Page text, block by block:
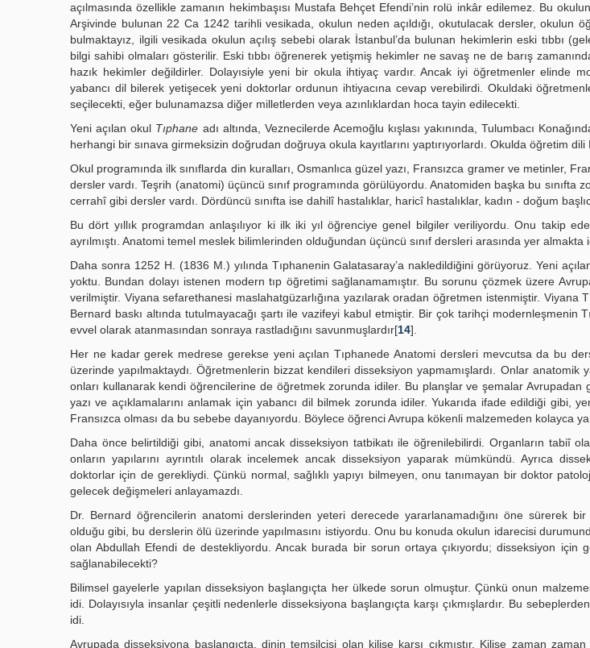
açılmasında özellikle zamanın hekimbaşısı Mustafa Behçet Efendi’nin rolü inkâr edilemez. Bu
Arşivinde bulunan 22 Ca 1242 tarihli vesikada, okulun neden açıldığı, okutulacak dersler, okulun
bulmaktayız, ilgili vesikada okulun açılış sebebi olarak İstanbul’da bulunan hekimlerin eski tıbbı
bilgi sahibi olmaları gösterilir. Eski tıbbı öğrenerek yetişmiş hekimler ne savaş ne de barış
hazık hekimler değildirler. Dolayısiyle yeni bir okula ihtiyaç vardır. Ancak iyi öğretmenler elinde
yabancı dil bilerek yetişecek yeni doktorlar ordunun ihtiyacına cevap verebilirdi. Okuldaki
seçilecekti, eğer bulunamazsa diğer milletlerden veya azınlıklardan hoca tayin edilecekti.
Yeni açılan okul Tıphane adı altında, Veznecilerde Acemoğlu kışlası yakınında, Tulumbacı
herhangi bir sınava girmeksizin doğrudan doğruya okula kayıtlarını yaptırıyorlardı. Okulda öğretim dili
Okul programında ilk sınıflarda din kuralları, Osmanlıca güzel yazı, Fransızca gramer ve metinler,
dersler vardı. Teşrih (anatomi) üçüncü sınıf programında görülüyordu. Anatomiden başka bu sınıfta
cerrahî gibi dersler vardı. Dördüncü sınıfta ise dahilî hastalıklar, haricî hastalıklar, kadın - doğum
Bu dört yıllık programdan anlaşılıyor ki ilk iki yıl öğrenciye genel bilgiler veriliyordu. Onu takip
ayrılmıştı. Anatomi temel meslek bilimlerinden olduğundan üçüncü sınıf dersleri arasında yer almakta
Daha sonra 1252 H. (1836 M.) yılında Tıphanenin Galatasaray’a nakledildiğini görüyoruz. Yeni
yoktu. Bundan dolayı istenen modern tıp öğretimi sağlanamamıştır. Bu sorunu çözmek üzere
verilmiştir. Viyana sefarethanesi maslahatgüzarlığına yazılarak oradan öğretmen istenmiştir. Viyana
Bernard baskı altında tutulmayacağı şartı ile vazifeyi kabul etmiştir. Bir çok tarihçi modernleşmenin
evvel olarak atanmasından sonraya rastladığını savunmuşlardır[14].
Her ne kadar gerek medrese gerekse yeni açılan Tıphanede Anatomi dersleri mevcutsa da bu
üzerinde yapılmaktaydı. Öğretmenlerin bizzat kendileri disseksiyon yapmamışlardı. Onlar anatomik
onları kullanarak kendi öğrencilerine de öğretmek zorunda idiler. Bu planşlar ve şemalar Avrupadan
yazı ve açıklamalarını anlamak için yabancı dil bilmek zorunda idiler. Yukarıda ifade edildiği gibi,
Fransızca olması da bu sebebe dayanıyordu. Böylece öğrenci Avrupa kökenli malzemeden kolayca
Daha önce belirtildiği gibi, anatomi ancak disseksiyon tatbikatı ile öğrenilebilirdi. Organların tabiî
onların yapılarını ayrıntılı olarak incelemek ancak disseksiyon yaparak mümkündü. Ayrıca
doktorlar için de gerekliydi. Çünkü normal, sağlıklı yapıyı bilmeyen, onu tanımayan bir doktor
gelecek değişmeleri anlayamazdı.
Dr. Bernard öğrencilerin anatomi derslerinden yeteri derecede yararlanamadığını öne sürerek
olduğu gibi, bu derslerin ölü üzerinde yapılmasını istiyordu. Onu bu konuda okulun idarecisi
olan Abdullah Efendi de destekliyordu. Ancak burada bir sorun ortaya çıkıyordu; disseksiyon için
sağlanabilecekti?
Bilimsel gayelerle yapılan disseksiyon başlangıçta her ülkede sorun olmuştur. Çünkü onun
idi. Dolayısıyla insanlar çeşitli nedenlerle disseksiyona başlangıçta karşı çıkmışlardır. Bu
idi.
Avrupada disseksiyona başlangıçta, dinin temsilcisi olan kilise karşı çıkmıştır. Kilise zaman zaman